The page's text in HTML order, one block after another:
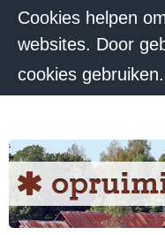
Cookies helpen
websites. Door
cookies gebruiken.